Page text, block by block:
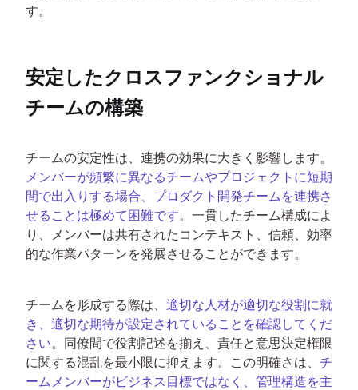
す。
安定したクロスファンクショナル
チームの構築
チームの安定性は、連携の効果に大きく影響します。
メンバーが頻繁に異なるチームやプロジェクトに短期
間で出入りする場合、プロダクト開発チームを連携さ
せることは極めて困難です。一貫したチーム構成によ
り、メンバーは共有されたコンテキスト、信頼、効率
的な作業パターンを発展させることができます。
チームを形成する際は、 適切な人材が適切な役割に就
き、適切な期待が設定されていることを確認してくだ
さい。同僚間で役割記述を揃え、責任と意思決定権限
に関する混乱を最小限に抑えます。この明確さは、 チ
ームメンバーがビジネス目標ではなく、管理構造を主